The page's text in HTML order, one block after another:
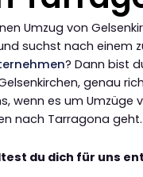
Umzug von
suchst nach einem
? Dann bist
genau
wenn es um Umzüge
nach Tarragona geht.
du dich für uns